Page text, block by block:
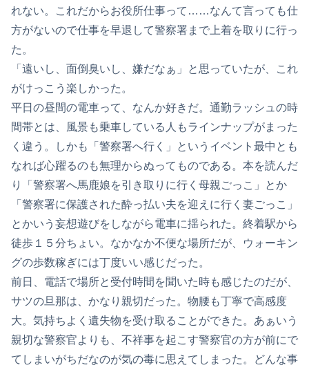
れない。これだからお役所仕事って……なんて言っても仕
方がないので仕事を早退して警察署まで上着を取りに行っ
た。
「遠いし、面倒臭いし、嫌だなぁ」と思っていたが、これ
がけっこう楽しかった。
平日の昼間の電車って、なんか好きだ。通勤ラッシュの時
間帯とは、風景も乗車している人もラインナップがまった
く違う。しかも「警察署へ行く」というイベント最中とも
なれば心躍るのも無理からぬってものである。本を読んだ
り「警察署へ馬鹿娘を引き取りに行く母親ごっこ」とか
「警察署に保護された酔っ払い夫を迎えに行く妻ごっこ」
とかいう妄想遊びをしながら電車に揺られた。終着駅から
徒歩１５分ちょい。なかなか不便な場所だが、ウォーキン
グの歩数稼ぎには丁度いい感じだった。
前日、電話で場所と受付時間を聞いた時も感じたのだが、
サツの旦那は、かなり親切だった。物腰も丁寧で高感度
大。気持ちよく遺失物を受け取ることができた。あぁいう
親切な警察官よりも、不祥事を起こす警察官の方が前にで
てしまいがちだなのが気の毒に思えてしまった。どんな事